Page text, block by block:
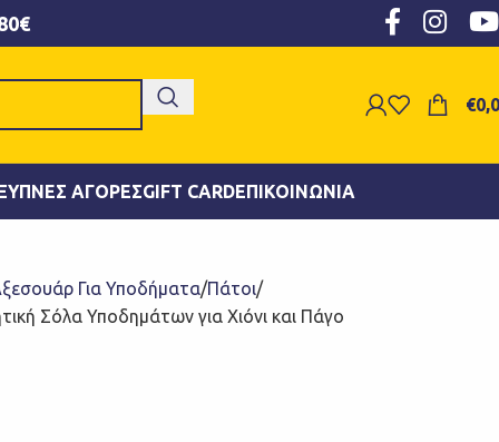
€
ΑΓΟΡΈΣGIFT CARDΕΠΙΚΟΙΝΩΝΊΑ
Για Υποδήματα Πάτοι
Σόλα Υποδημάτων για Χιόνι και Πάγο